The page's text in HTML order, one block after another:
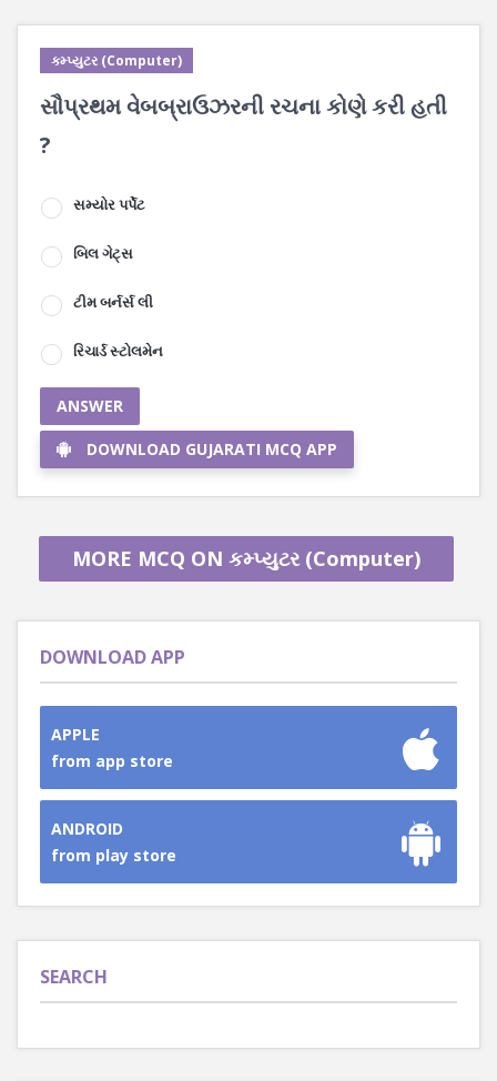
કમ્પ્યુટર (Computer)
સૌપ્રથમ વેબબ્રાઉઝરની રચના કોણે કરી હતી
?
સમ્યોર પર્પેટ
બિલ ગેટ્સ
ટીમ બર્નર્સ લી
રિચાર્ડ સ્ટોલમેન
ANSWER
DOWNLOAD GUJARATI MCQ APP
MORE MCQ ON કમ્પ્યુટર (Computer)
DOWNLOAD APP
APPLE
from app store
ANDROID
from play store
SEARCH